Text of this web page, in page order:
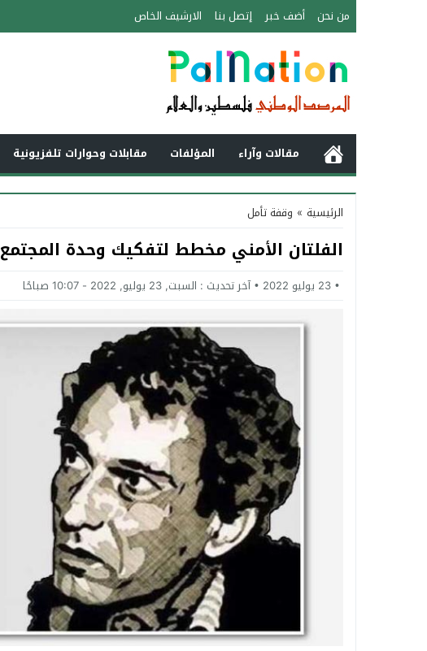
من نحن أضف خبر إتصل بنا الارشيف الخاص
مقالات وآراء المؤلفات مقابلات وحوارات تلفزيونية
الرئيسية » وقفة تأمل
الفلتان الأمني مخطط لتفكيك وحدة المجتمع
23 يوليو 2022 آخر تحديث : السبت, 23 يوليو, 2022 - 10:07 صباحًا